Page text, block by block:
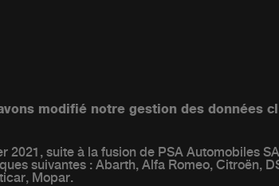
modifié notre gestion des données
2021, suite à la fusion de PSA Automobiles
suivantes : Abarth, Alfa Romeo, Citroën,
Mopar.